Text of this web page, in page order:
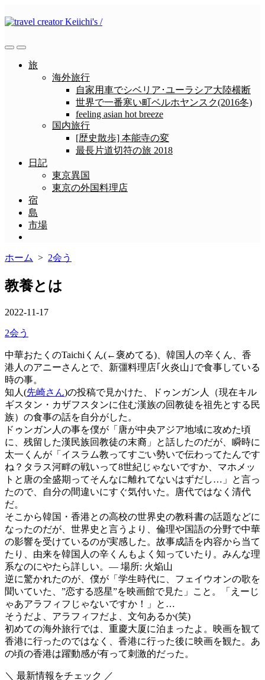
ン
ン
検
メ
ニ 旅
海外旅行
自家用車でシベリア･ユーラシア大陸横断
世界で一番寒い町ベルホヤンスク(2016冬)
feeling asian hot breeze
国内旅行
[歴史散歩] 本能寺の変
最長片道切符の旅 2018
日記
東京異国
東京の外国料理店
宿
島
市場
ュ
を
閉
る
ホーム > 2会う
教養とは
公
日
2022-11-17
カ
ゴ
リ
ー
2会う
中華おたくのTaichiくん(←褒めてる)、韓国人の辛くん、香
港人のアニーさんとで、新彊料理店｢火炎山｣で食事している
時の事。
知人(先崎さん)の投稿で見かけた、ドゥンガン人（現在キル
ギスタン・カザフスタンに住む漢族の回教徒を祖先とする民
族）の食事の話を自分がした。
ドゥンガン人の事を僕が「唐が中央アジア地域に攻めた頃
に、残留した漢民族回教徒の末裔」と話したのだが、瞬時に
太一くんが「イスラム教ってすごい勢いで伝わってたんです
ね？タラス河畔の戦いって8世紀じゃないですか、マホメッ
トと唐の全盛期ってそんなに離れてないはずだし…」と言っ
たので、自分の間違いにすぐ気付いた。唐代ではなく清代
だ。
そこから韓国・香港との高校の世界史の教科書の話題などに
なったのだが、世界史と言うより、倫理や国語の分野で中華
の影響を受けているのが実感した。故事成語を内容から当て
たり、由来を韓国人の辛くんもよく知っていたり。みんな理
系なのにやたら詳しい。— 場所: 火焔山
逆に驚かれたのが、僕が「学生時代に、フェイウオンの歌を
聞いていた、”恋する惑星”を映画館で見た」こと。「えーじ
ゃあアラフィフじゃないですか！」と…
そうだよ、アラフィフだよ、文句あるか(笑)
初めての海外旅行では、重慶大厦に泊まったよ。映画を観て
香港に行ったのではなく、香港に行った後に映画を観た。あ
の頃の香港は躍動感が有って刺激的だった。
＼ 最新情報をチェック ／